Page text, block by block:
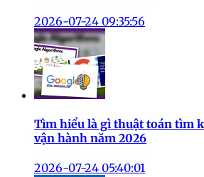
2026-07-24 09:35:56
Tìm hiểu là gì thuật toán tìm
vận hành năm 2026
2026-07-24 05:40:01